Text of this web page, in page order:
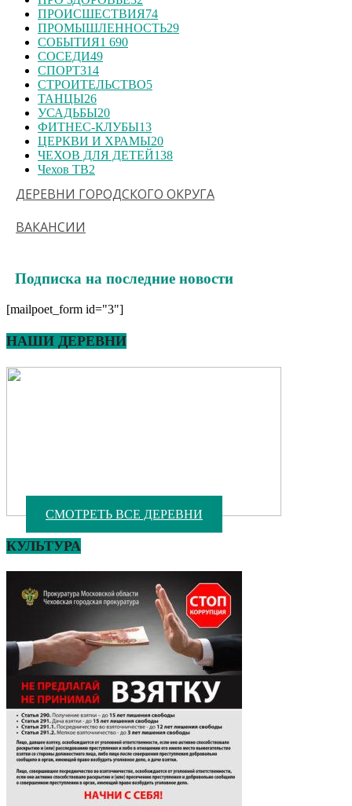
ПРОИСШЕСТВИЯ74
ПРОМЫШЛЕННОСТЬ29
СОБЫТИЯ1 690
СОСЕДИ49
СПОРТ314
СТРОИТЕЛЬСТВО5
ТАНЦЫ26
УСАДЬБЫ20
ФИТНЕС-КЛУБЫ13
ЦЕРКВИ И ХРАМЫ20
ЧЕХОВ ДЛЯ ДЕТЕЙ138
Чехов ТВ2
ДЕРЕВНИ ГОРОДСКОГО ОКРУГА
ВАКАНСИИ
Подписка на последние новости
[mailpoet_form id="3"]
НАШИ ДЕРЕВНИ
СМОТРЕТЬ ВСЕ ДЕРЕВНИ
КУЛЬТУРА